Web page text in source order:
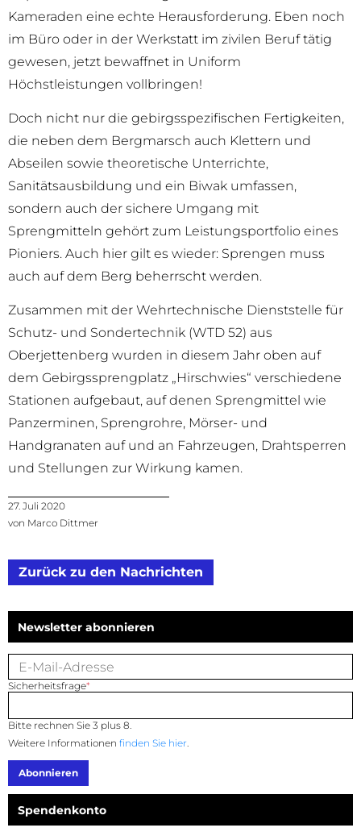
Kameraden eine echte Herausforderung. Eben noch
im Büro oder in der Werkstatt im zivilen Beruf tätig
gewesen, jetzt bewaffnet in Uniform
Höchstleistungen vollbringen!
Doch nicht nur die gebirgsspezifischen Fertigkeiten,
die neben dem Bergmarsch auch Klettern und
Abseilen sowie theoretische Unterrichte,
Sanitätsausbildung und ein Biwak umfassen,
sondern auch der sichere Umgang mit
Sprengmitteln gehört zum Leistungsportfolio eines
Pioniers. Auch hier gilt es wieder: Sprengen muss
auch auf dem Berg beherrscht werden.
Zusammen mit der Wehrtechnische Dienststelle für
Schutz- und Sondertechnik (WTD 52) aus
Oberjettenberg wurden in diesem Jahr oben auf
dem Gebirgssprengplatz „Hirschwies“ verschiedene
Stationen aufgebaut, auf denen Sprengmittel wie
Panzerminen, Sprengrohre, Mörser- und
Handgranaten auf und an Fahrzeugen, Drahtsperren
und Stellungen zur Wirkung kamen.
27. Juli 2020
von Marco Dittmer
Zurück zu den Nachrichten
Newsletter abonnieren
E-Mail-Adresse
Pflichtfeld
Sicherheitsfrage*
Bitte rechnen Sie 3 plus 8.
Weitere Informationen finden Sie hier.
Abonnieren
Spendenkonto